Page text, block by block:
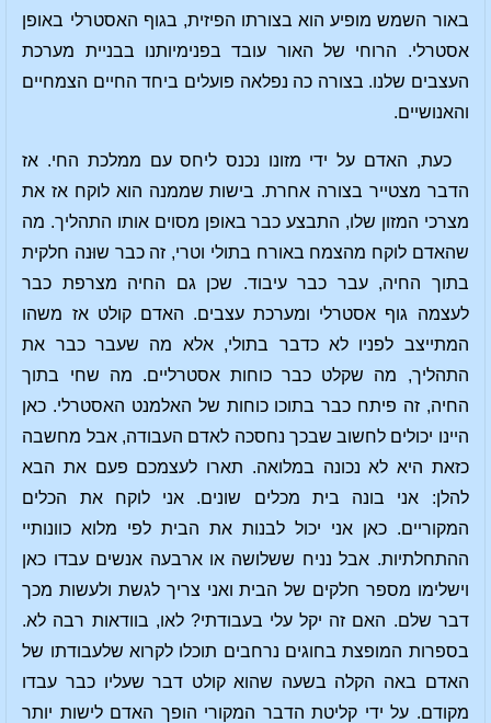
באור השמש מופיע הוא בצורתו הפיזית, בגוף האסטרלי באופן
אסטרלי. הרוחי של האור עובד בפנימיותנו בבניית מערכת
העצבים שלנו. בצורה כה נפלאה פועלים ביחד החיים הצמחיים
והאנושיים.
כעת, האדם על ידי מזונו נכנס ליחס עם ממלכת החי. אז
הדבר מצטייר בצורה אחרת. בישות שממנה הוא לוקח אז את
מצרכי המזון שלו, התבצע כבר באופן מסוים אותו התהליך. מה
שהאדם לוקח מהצמח באורח בתולי וטרי, זה כבר שוּנה חלקית
בתוך החיה, עבר כבר עיבוד. שכן גם החיה מצרפת כבר
לעצמה גוף אסטרלי ומערכת עצבים. האדם קולט אז משהו
המתייצב לפניו לא כדבר בתולי, אלא מה שעבר כבר את
התהליך, מה שקלט כבר כוחות אסטרליים. מה שחי בתוך
החיה, זה פיתח כבר בתוכו כוחות של האלמנט האסטרלי. כאן
היינו יכולים לחשוב שבכך נחסכה לאדם העבודה, אבל מחשבה
כזאת היא לא נכונה במלואה. תארו לעצמכם פעם את הבא
להלן: אני בונה בית מכלים שונים. אני לוקח את הכלים
המקוריים. כאן אני יכול לבנות את הבית לפי מלוא כוונותיי
ההתחלתיות. אבל נניח ששלושה או ארבעה אנשים עבדו כאן
וישלימו מספר חלקים של הבית ואני צריך לגשת ולעשות מכך
דבר שלם. האם זה יקל עלי בעבודתי? לאו, בוודאות רבה לא.
בספרות המופצת בחוגים נרחבים תוכלו לקרוא שלעבודתו של
האדם באה הקלה בשעה שהוא קולט דבר שעליו כבר עבדו
מקודם. על ידי קליטת הדבר המקורי הופך האדם לישות יותר